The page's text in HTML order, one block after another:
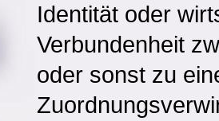
Identität oder
Verbundenheit
oder sonst zu